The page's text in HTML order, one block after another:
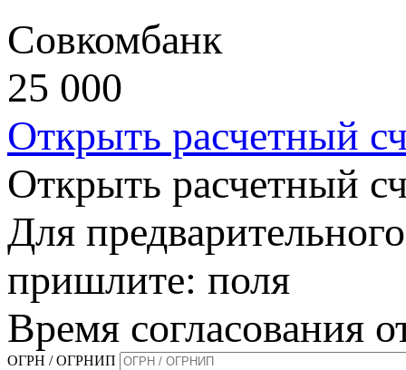
Совкомбанк
25 000
Открыть расчетный
Открыть расчетный
Для
пришлите: поля
Время согласования
ОГРН / ОГРНИП